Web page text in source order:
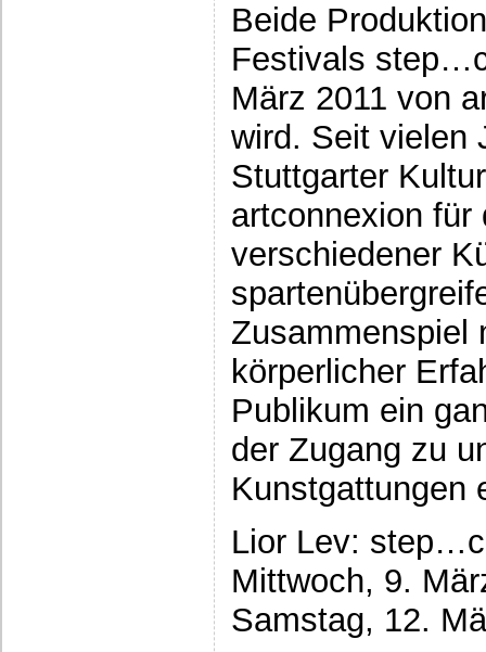
Beide
Festivals
März 2011 von
wird. Seit vielen
Stuttgarter
artconnexion für
verschiedener
Zusammenspiel
körperlicher
Publikum ein
der Zugang zu
Kunstgattungen
Lior Lev:
Mittwoch, 9.
Samstag, 12.